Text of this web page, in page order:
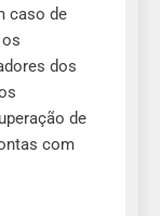
caso de
dos
de
com